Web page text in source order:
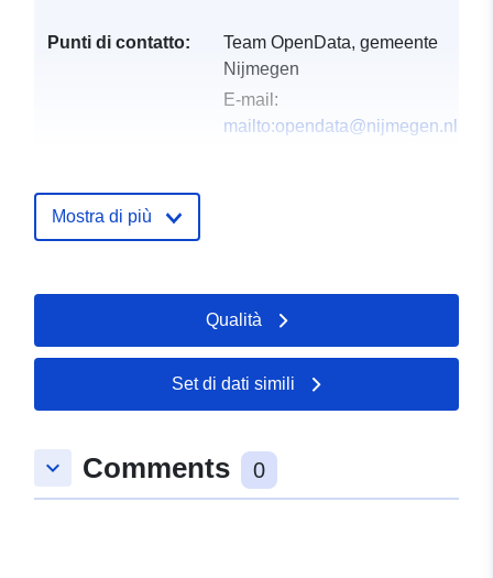
Punti di contatto:
Team OpenData, gemeente
Nijmegen
E-mail:
mailto:opendata@nijmegen.nl
catalogo:
http://data.europa.eu/88u/dataset/
boomhoogtes-2020
Mostra di più
Qualità
Set di dati simili
keyboard_arrow_down Comments 0